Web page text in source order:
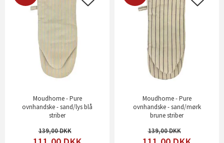
Moudhome - Pure
ovnhandske - sand/lys blå
striber
139,00
Moudhome - Pure
ovnhandske - sand/mørk
brune striber
139,00